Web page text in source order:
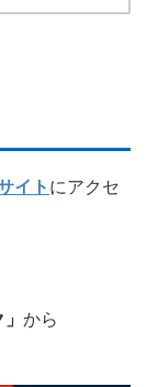
イトにアクセ
から